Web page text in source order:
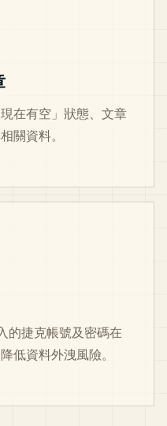
在有空」狀態、文章
關資料。
的捷克帳號及密碼在
低資料外洩風險。